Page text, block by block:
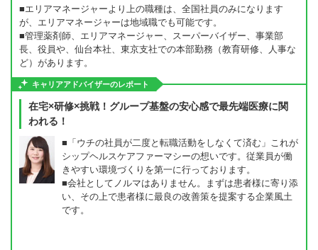
■エリアマネージャーより上の職種は、全国社員のみになります
が、エリアマネージャーは地域職でも可能です。
■管理薬剤師、エリアマネージャー、スーパーバイザー、事業部
長、役員や、仙台本社、東京支社での本部勤務（教育研修、人事な
ど）があります。
キャリアアドバイザーのレポート
在宅×研修×挑戦！グループ基盤の安心感で最先端医療に関
われる！
■「ウチの社員が二度と転職活動をしなくて済む」これが
シップヘルスケアファーマシーの想いです。従業員が働
きやすい環境づくりを第一に行っております。
■会社としてノルマはありません。まずは患者様に寄り添
い、その上で患者様に最良の改善策を提案する企業風土
です。